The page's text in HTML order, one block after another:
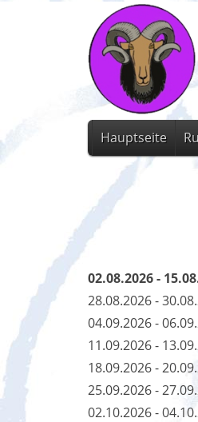
Hauptseite
02.08.2026 -
28.08.2026 -
04.09.2026 -
11.09.2026 -
18.09.2026 -
25.09.2026 -
02.10.2026 -